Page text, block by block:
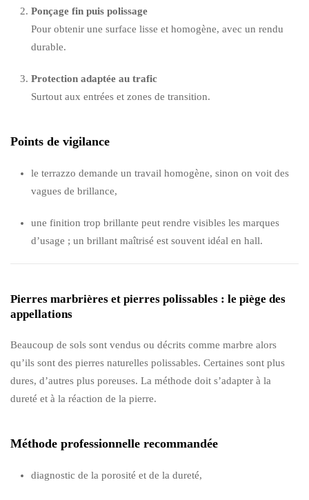
Ponçage fin puis polissage
Pour obtenir une surface lisse et homogène, avec un rendu
durable.
Protection adaptée au trafic
Surtout aux entrées et zones de transition.
Points de vigilance
le terrazzo demande un travail homogène, sinon on voit des
vagues de brillance,
une finition trop brillante peut rendre visibles les marques
d’usage ; un brillant maîtrisé est souvent idéal en hall.
Pierres marbrières et pierres polissables : le piège des
appellations
Beaucoup de sols sont vendus ou décrits comme marbre alors
qu’ils sont des pierres naturelles polissables. Certaines sont plus
dures, d’autres plus poreuses. La méthode doit s’adapter à la
dureté et à la réaction de la pierre.
Méthode professionnelle recommandée
diagnostic de la porosité et de la dureté,